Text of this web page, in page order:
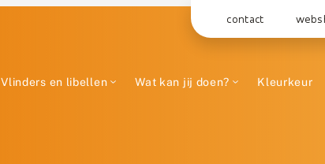
contact
Vlinders en libellen Wat kan jij doen? Kleurkeur